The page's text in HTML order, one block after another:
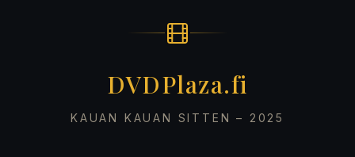
DVDPlaza.fi
KAUAN KAUAN SITTEN – 2025